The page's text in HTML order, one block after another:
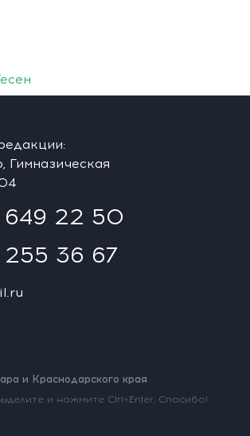
Гимназическая
649 22 50
255 36 67
и Краснодарского края
и нажмите Ctrl+Enter. Спасибо!